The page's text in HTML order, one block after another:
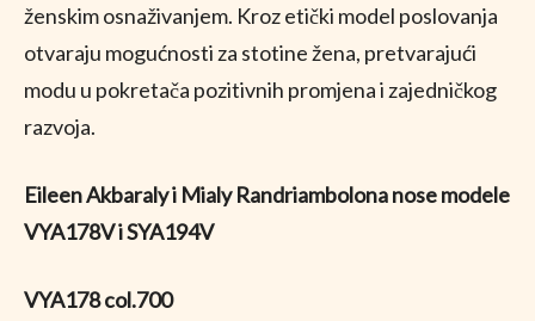
ženskim osnaživanjem. Kroz etički model poslovanja
otvaraju mogućnosti za stotine žena, pretvarajući
modu u pokretača pozitivnih promjena i zajedničkog
razvoja.
Eileen Akbaraly i Mialy Randriambolona nose modele
VYA178V i SYA194V
VYA178 col.700